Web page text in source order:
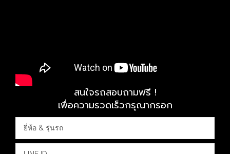
สนใจรถสอบถามฟรี !
เพื่อความรวดเร็วกรุณากรอก